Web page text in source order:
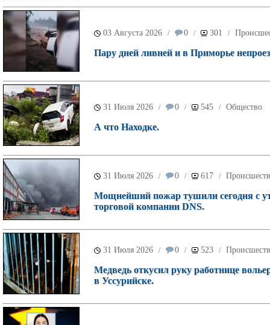
03 Августа 2026 / 0 / 301 /
Пару дней ливней и в Приморье
31 Июля 2026 / 0 / 545 / Общество
А что Находке.
31 Июля 2026 / 0 / 617 /
Мощнейший пожар тушили сегодня с
торговой компании DNS.
31 Июля 2026 / 0 / 523 /
Медведь откусил руку работнице
в Уссурийске.